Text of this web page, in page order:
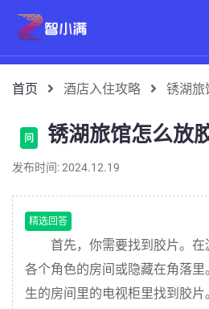
首页 酒店入住攻略 锈湖旅
问 锈湖旅馆怎么放
发布时间: 2024.12.19
精选回答
首先，你需要找到胶片。
各个角色的房间或隐藏在角落
生的房间里的电视柜里找到胶